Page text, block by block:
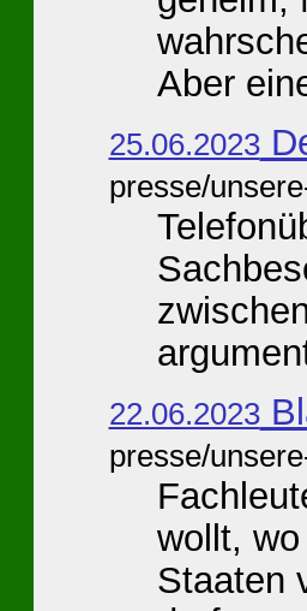
Aber
25.06.2023
presse/
22.06.2023
presse/
wollt,
Staaten